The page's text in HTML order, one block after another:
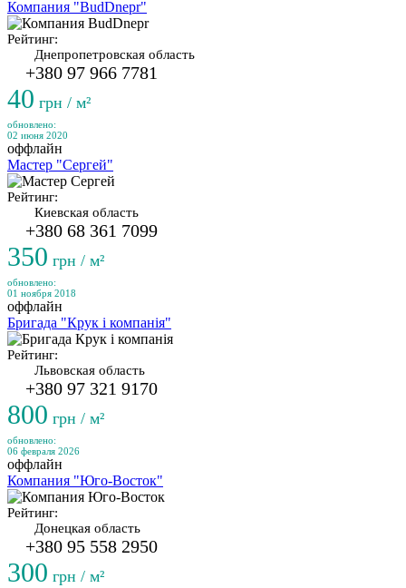
Компания "BudDnepr"
Рейтинг:
Днепропетровская область
+380 97 966 7781
40 грн / м²
обновлено:
02 июня 2020
оффлайн
Мастер "Сергей"
Рейтинг:
Киевская область
+380 68 361 7099
350 грн / м²
обновлено:
01 ноября 2018
оффлайн
Бригада "Крук і компанія"
Рейтинг:
Львовская область
+380 97 321 9170
800 грн / м²
обновлено:
06 февраля 2026
оффлайн
Компания "Юго-Восток"
Рейтинг:
Донецкая область
+380 95 558 2950
300 грн / м²